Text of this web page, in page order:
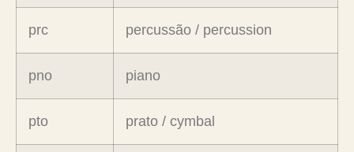
prc percussão / percussion
pno piano
pto prato / cymbal